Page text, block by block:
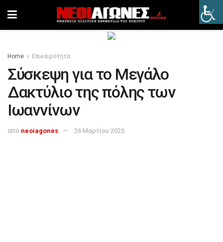
Home Επικαιρότητα
Σύσκεψη για το Μεγάλο
Δακτύλιο της πόλης των
Ιωαννίνων
από neoiagones 26 Μαρτίου 2025